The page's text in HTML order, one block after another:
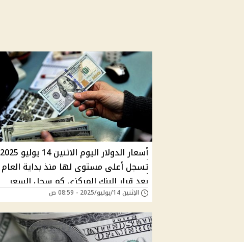
أسعار الدولار اليوم الاثنين 14 يوليو 2025
تسجل أعلى مستوى لها منذ بداية العام
بعد قرار البنك المركزي كم سجل السعر
الآن في السوق السوداء؟
الإثنين 14/يوليو/2025 - 08:59 ص